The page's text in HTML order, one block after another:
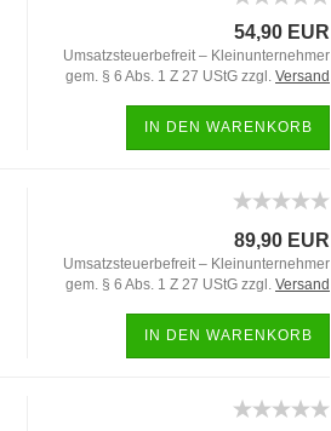
54,90 EUR
Umsatzsteuerbefreit – Kleinunternehmer
gem. § 6 Abs. 1 Z 27 UStG zzgl. Versand
IN DEN WARENKORB
89,90 EUR
Umsatzsteuerbefreit – Kleinunternehmer
gem. § 6 Abs. 1 Z 27 UStG zzgl. Versand
IN DEN WARENKORB